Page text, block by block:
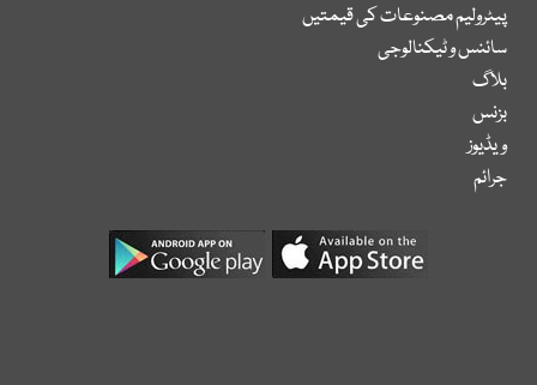
پیٹرولیم مصنوعات کی قیمتیں
سائنس و ٹیکنالوجی
بلاگ
بزنس
ویڈیوز
جرائم